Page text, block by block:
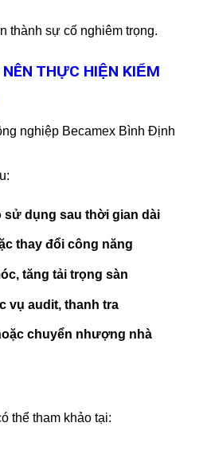
thành sự cố nghiêm trọng.
THỰC HIỆN KIỂM
nghiệp Becamex Bình Định
sử dụng sau thời gian dài
thay đổi công năng
tăng tải trọng sàn
vụ audit, thanh tra
chuyển nhượng nhà
thể tham khảo tại: